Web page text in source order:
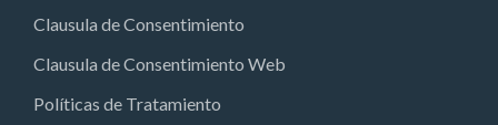
Clausula de Consentimiento
Clausula de Consentimiento Web
Políticas de Tratamiento